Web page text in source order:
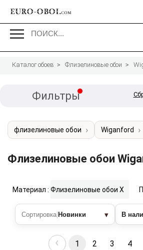
EURO-OBOI.com
Каталог обоев Флизелиновые обои
Фильтры
флизелиновые обои Wiganford
Флизелиновые обои
Материал : Флизелиновые обои X
Сортировка|Новинки ▾ В
‹ 1 2 3 4